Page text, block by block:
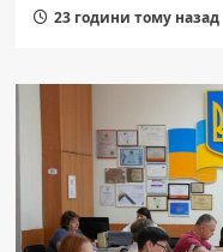
23 години тому назад